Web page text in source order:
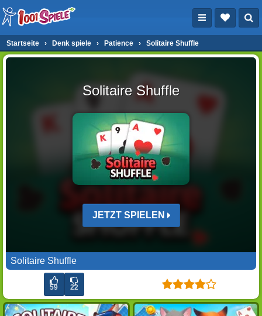
Startseite › Denk spiele › Patience › Solitaire Shuffle
Solitaire Shuffle
JETZT SPIELEN
Solitaire Shuffle
59 22